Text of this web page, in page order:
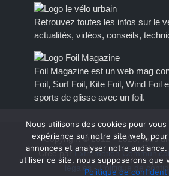
Retrouvez toutes les infos sur le
actualités, vidéos, conseils,
Foil Magazine est un web mag
Foil, Surf Foil, Kite Foil, Wind Foil
sports de glisse avec un foil.
Copyright © 2012 - 2023, tous
Créé par Extremotion
légales
-Politique de
Nous utilisons des cookies pour vous
expérience sur notre site web,
annonces et analyser notre
utiliser ce site, nous supposerons que
Politique de